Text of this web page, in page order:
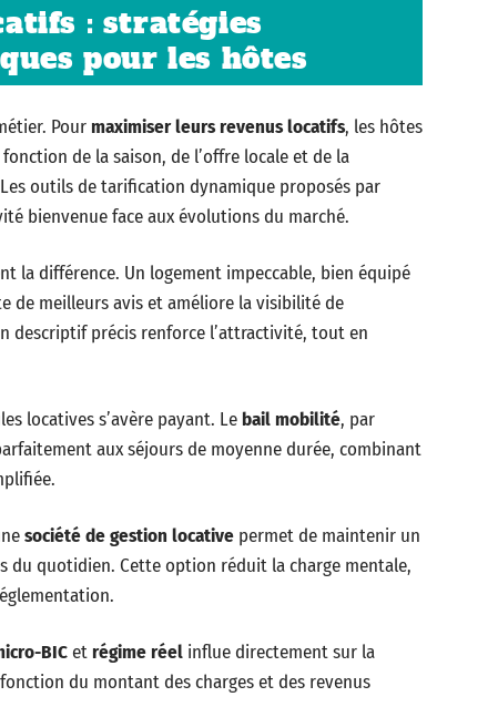
: stratégies
pour les hôtes
Pourmaximiser leurs revenus locatifs, les hôtes
de la saison, de l’offre locale et de la
outils de tarification dynamique proposés par
bienvenue face aux évolutions du marché.
la différence. Un logement impeccable, bien équipé
de meilleurs avis et améliore la visibilité de
descriptif précis renforce l’attractivité, tout en
locatives s’avère payant. Le bail mobilité, par
aux séjours de moyenne durée, combinant
société de gestion locative permet de maintenir un
du quotidien. Cette option réduit la charge mentale,
BICetrégime réel influe directement sur la
du montant des charges et des revenus